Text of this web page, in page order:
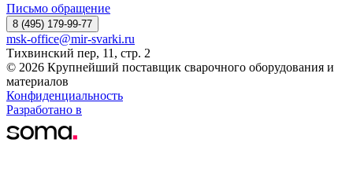
Письмо обращение
8 (495) 179-99-77
msk-office@mir-svarki.ru
Тихвинский пер, 11, стр. 2
© 2026 Крупнейший поставщик сварочного оборудования и
материалов
Конфиденциальность
Разработано в